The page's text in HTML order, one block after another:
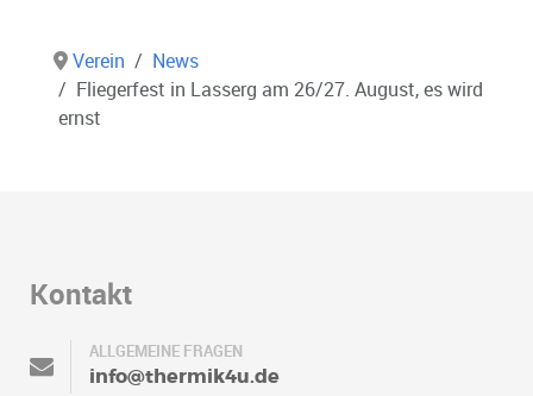
Verein
News
Fliegerfest in Lasserg am 26/27. August, es wird
ernst
Kontakt
ALLGEMEINE FRAGEN
info@thermik4u.de